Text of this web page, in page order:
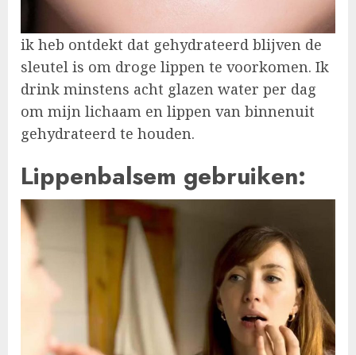
ik heb ontdekt dat gehydrateerd blijven de
sleutel is om droge lippen te voorkomen. Ik
drink minstens acht glazen water per dag
om mijn lichaam en lippen van binnenuit
gehydrateerd te houden.
Lippenbalsem gebruiken: